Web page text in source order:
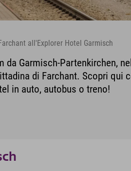
all'Explorer Hotel Garmisch
da Garmisch-Partenkirchen,
di Farchant. Scopri qui
in auto, autobus o treno!